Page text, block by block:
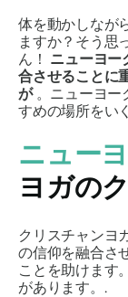
体を動かしなが
ますか？そう思
ん！ ニューヨー
合させることに
が。ニューヨー
すめの場所をい
ニュー
ヨガの
クリスチャンヨ
の信仰を融合さ
ことを助けます
があります。.